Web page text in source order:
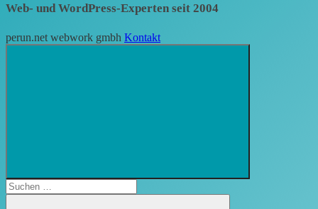
Web- und WordPress-Experten seit 2004
perun.net webwork gmbh Kontakt
öffnen
Suchen
nach: